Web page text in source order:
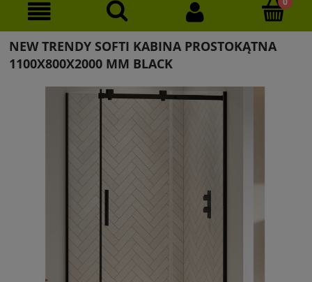
NEW TRENDY SOFTI KABINA PROSTOKĄTNA
1100X800X2000 MM BLACK